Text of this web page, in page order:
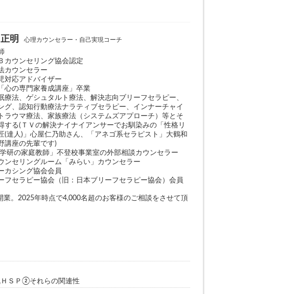
明 心理カウンセラー・自己実現コーチ
カウンセリング協会認定
ウンセラー
応アドバイザー
心の専門家養成講座」卒業
療法、ゲシュタルト療法、解決志向ブリーフセラピー、
グ、認知行動療法ナラティブセラピー、インナーチャイ
ラウマ療法、家族療法（システムズアプローチ）等とそ
する(ＴＶの解決ナイナイアンサーでお馴染みの「性格リ
(達人)」心屋仁乃助さん、「アネゴ系セラピスト」大鶴和
講座の先輩です)
学研の家庭教師」不登校事業室の外部相談カウンセラー
ンセリングルーム「みらい」カウンセラー
カシング協会会員
フセラピー協会（旧：日本ブリーフセラピー協会）会員
業。2025年時点で4,000名超のお客様のご相談をさせて頂
ＨＳＰ②それらの関連性